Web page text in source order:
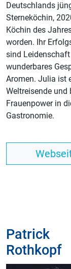
Deutschlands
Sterneköchin,
Köchin des
worden. Ihr
sind
wunderbares
Aromen. Julia ist
Weltreisende und
Frauenpower in
Gastronomie.
Patrick
Rothkopf